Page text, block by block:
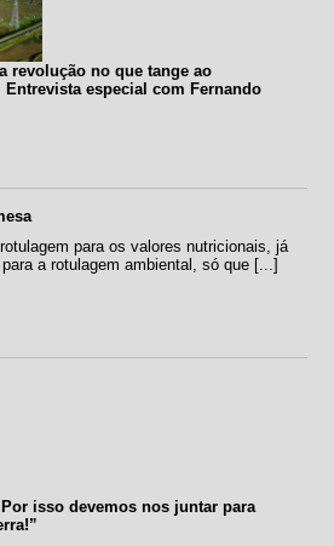
revolução no que tange ao
Entrevista especial com Fernando
para os valores nutricionais, já
a rotulagem ambiental, só que [...]
isso devemos nos juntar para